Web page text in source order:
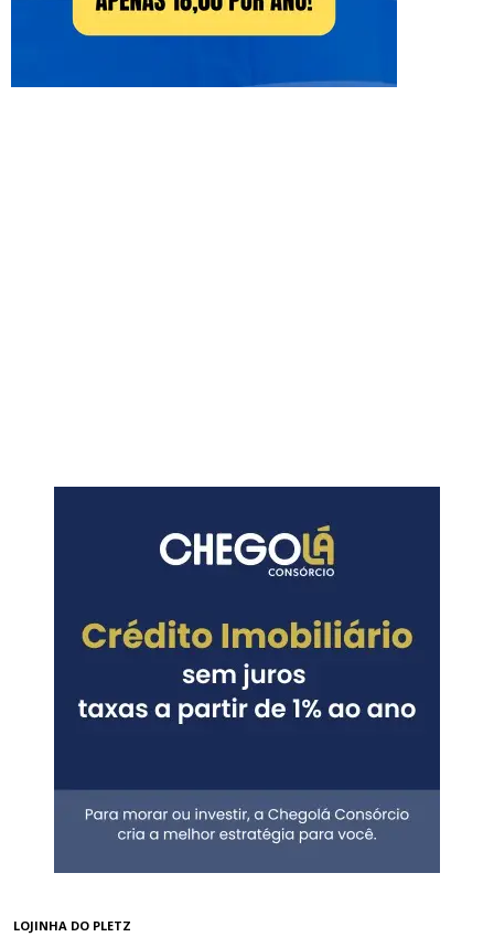
LOJINHA DO PLETZ